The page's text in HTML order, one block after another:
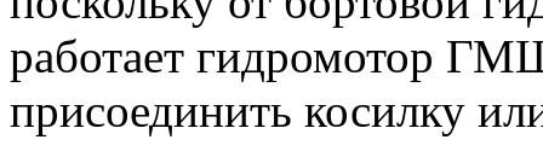
работает гидромотор
присоединить косилку